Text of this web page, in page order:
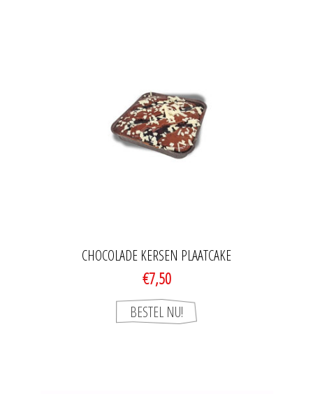
CHOCOLADE KERSEN PLAATCAKE
€7,50